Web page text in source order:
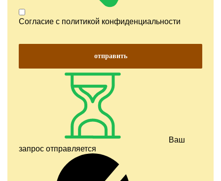
Согласие с политикой конфиденциальности
отправить
Ваш
запрос отправляется